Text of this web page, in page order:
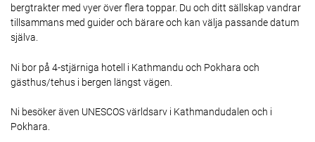
bergtrakter med vyer över flera toppar. Du och ditt sällskap vandrar
tillsammans med guider och bärare och kan välja passande datum
själva.
Ni bor på 4-stjärniga hotell i Kathmandu och Pokhara och
gästhus/tehus i bergen längst vägen.
Ni besöker även UNESCOS världsarv i Kathmandudalen och i
Pokhara.